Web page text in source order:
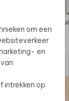
om een
en
intrekken op